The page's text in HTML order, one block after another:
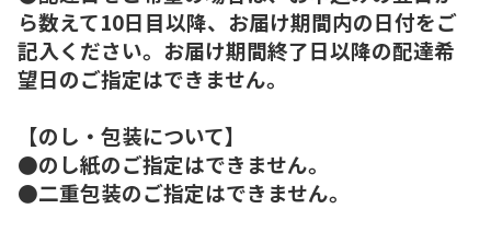
ら数えて10日目以降、お届け期間内の日付をご
記入ください。お届け期間終了日以降の配達希
望日のご指定はできません。
【のし・包装について】
●のし紙のご指定はできません。
●二重包装のご指定はできません。